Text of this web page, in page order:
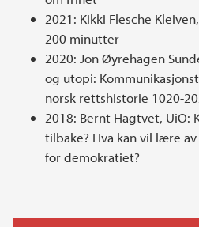
2021: Kikki Flesche
200 minutter
2020: Jon Øyrehagen
og utopi:
norsk rettshistorie 1020-
2018: Bernt Hagtvet, UiO:
tilbake? Hva kan vil lære
for demokratiet?